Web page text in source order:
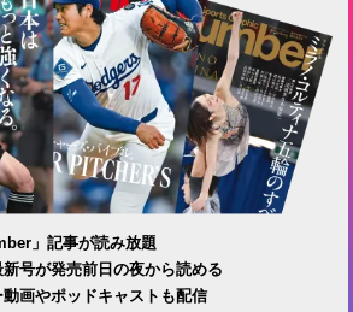
」記事が読み放題
号が発売前日の夜から読める
画やポッドキャストも配信